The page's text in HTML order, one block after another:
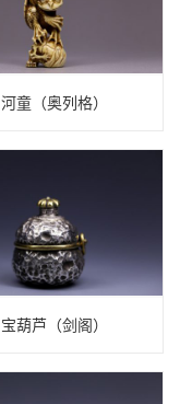
河童（奥列格）
宝葫芦（剑阁）